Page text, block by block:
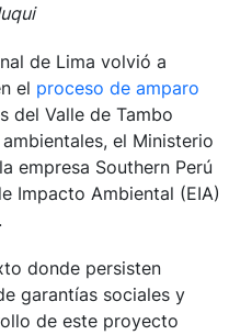
de Lima volvió a
el proceso de amparo
del Valle de Tambo
el Ministerio
empresa Southern Perú
Impacto Ambiental (EIA)
donde persisten
garantías sociales y
de este proyecto